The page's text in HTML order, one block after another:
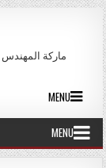
Skip to content
MENU
MENU